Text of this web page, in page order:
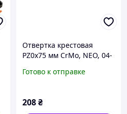
Отвертка крестовая
PZ0x75 мм CrMo, NEO, 04-
Готово к отправке
208₴